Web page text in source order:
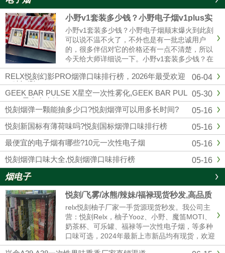
小野v1套装多少钱？小野电子烟v1plus实
体店售价
小野v1套装多少钱？小野电子烟颠末爆火到此刻
可以说不温不火了，不外也是有一批忠诚用户
的，很多伴侣对它的价格还有一点不清楚，所以
今天给大师详细说一下。小野v1套装多少钱？在
官方公布的售价来看，小野v1（1主机+3换弹）
299元一套，去小野实体店也是这个价格。微商
的话可能便宜一点，......
06-04
RELX悦刻幻影PRO烟弹口味排行榜，2026年最受欢迎
口味评测
05-30
GEEK BAR PULSE X星空一次性雾化,GEEK BAR PUL
SE X星空多少钱
05-16
悦刻烟弹一颗能抽多少口?悦刻烟弹可以用多长时间?
05-16
悦刻新国标有薄荷味吗?悦刻国标烟弹口味排行榜
05-16
最便宜的电子烟有哪些?10元一次性电子烟
05-16
悦刻烟弹口味大全,悦刻烟弹口味排行榜
烟电子
悦刻/飞雾/冰熊/辣妹/福禄现货秒发,高品质
电子烟厂家拿货 售后无忧
relx悦刻柚子厂家一手货源现货秒发。我公司主
营：悦刻Relx，柚子Yooz、小野、魔笛MOTI、
奶茶杯、可乐罐、福禄等一次性电子烟，等多种
口味可选，2024年最新上市新品均有现货，欢迎
咨询我们报价。品牌电子烟代理拿货批发，悦刻